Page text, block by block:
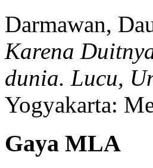
Darmawan,
Karena
dunia. Lucu,
Yogyakarta:
Gaya MLA